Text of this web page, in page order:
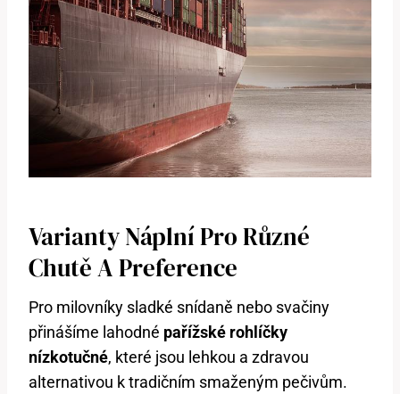
Varianty Náplní Pro Různé
Chutě A Preference
Pro milovníky sladké snídaně nebo svačiny
přinášíme lahodné pařížské rohlíčky
nízkotučné, které jsou lehkou a zdravou
alternativou k tradičním smaženým pečivům.